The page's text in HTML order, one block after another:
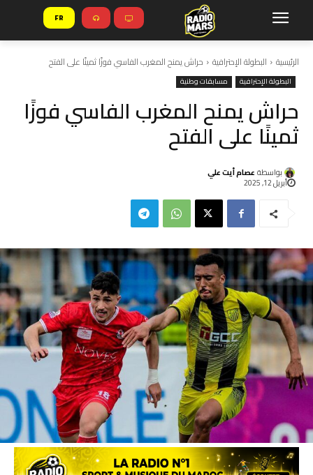
FR
الرئيسية البطولة الإحترافية حراش يمنح المغرب الفاسي فوزًا ثمينًا على الفتح
البطولة الإحترافية مسابقات وطنية
حراش يمنح المغرب الفاسي فوزًا
ثمينًا على الفتح
بواسطة عصام أيت علي
أبريل 12, 2025